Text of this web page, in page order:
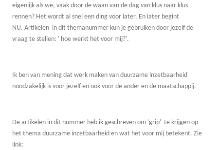
eigenlijk als we, vaak door de waan van de dag van klus naar klus
rennen? Het wordt al snel een ding voor later. En later begint
NU. Artikelen in dit themanummer kun je gebruiken door jezelf de
vraag te stellen: ' hoe werkt het voor mij?'.
Ik ben van mening dat werk maken van duurzame inzetbaarheid
noodzakelijk is voor jezelf en ook voor de ander en de maatschappij.
De artikelen in dit nummer heb ik geschreven om 'grip' te krijgen op
het thema duurzame inzetbaarheid en wat het voor mij betekent. Zie
link: